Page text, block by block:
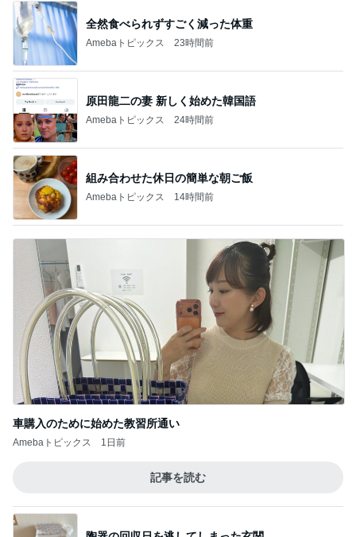
全然食べられずすごく減った体重
Amebaトピックス 23時間前
原田龍二の妻 新しく始めた韓国語
Amebaトピックス 24時間前
組み合わせた休日の簡単な朝ご飯
Amebaトピックス 14時間前
車購入のために始めた教習所通い
Amebaトピックス 1日前
記事を読む